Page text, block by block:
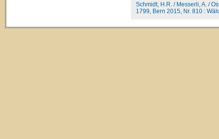
Schmidt, H.R. / Messerli, A. /
1799, Bern 2015, Nr. 810 :